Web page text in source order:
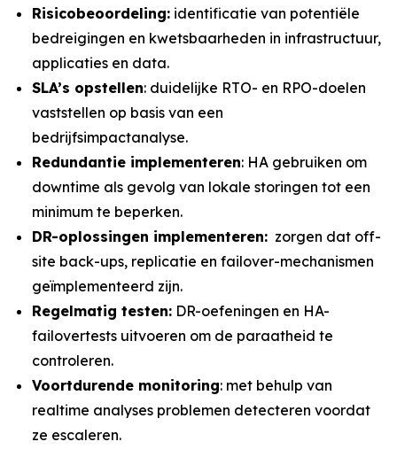
Risicobeoordeling: identificatie van potentiële
bedreigingen en kwetsbaarheden in infrastructuur,
applicaties en data.
SLA’s opstellen: duidelijke RTO- en RPO-doelen
vaststellen op basis van een
bedrijfsimpactanalyse.
Redundantie implementeren: HA gebruiken om
downtime als gevolg van lokale storingen tot een
minimum te beperken.
DR-oplossingen implementeren: zorgen dat off-
site back-ups, replicatie en failover-mechanismen
geïmplementeerd zijn.
Regelmatig testen: DR-oefeningen en HA-
failovertests uitvoeren om de paraatheid te
controleren.
Voortdurende monitoring: met behulp van
realtime analyses problemen detecteren voordat
ze escaleren.